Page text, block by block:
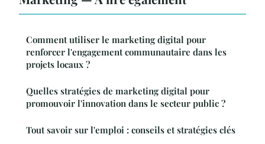
Comment utiliser le marketing digital pour
renforcer l'engagement communautaire dans les
projets locaux ?
Quelles stratégies de marketing digital pour
promouvoir l'innovation dans le secteur public ?
Tout savoir sur l'emploi : conseils et stratégies clés